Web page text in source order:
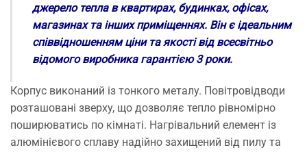
джерело тепла в квартирах, будинках, офісах,
магазинах та інших приміщеннях. Він є ідеальним
співвідношенням ціни та якості від всесвітньо
відомого виробника гарантією 3 роки.
Корпус виконаний із тонкого металу. Повітровідводи
розташовані зверху, що дозволяє тепло рівномірно
поширюватись по кімнаті. Нагрівальний елемент із
алюмінієвого сплаву надійно захищений від пилу та